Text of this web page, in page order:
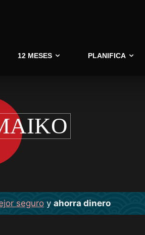
12 MESES PLANIFICA
seguroy ahorra dinero